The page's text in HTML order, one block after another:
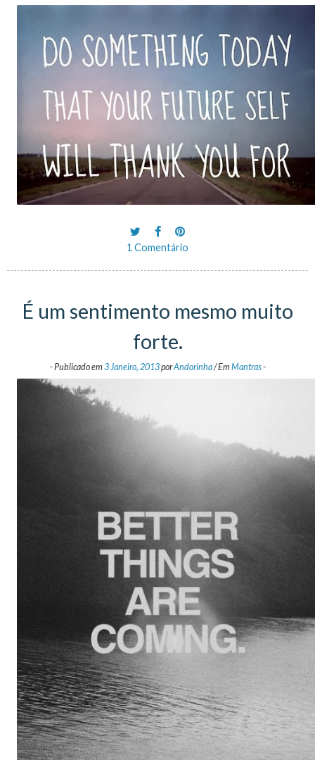
1 Comentário
É um sentimento mesmo muito
forte.
-Publicado em3 Janeiro, 2013porAndorinha/EmMantras-